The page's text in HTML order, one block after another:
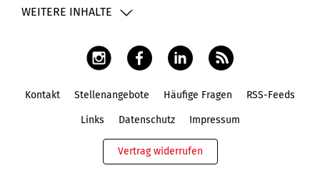
WEITERE INHALTE
Kontakt Stellenangebote Häufige Fragen RSS-Feeds
Links Datenschutz Impressum
Vertrag widerrufen